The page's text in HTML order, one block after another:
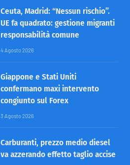
Ceuta, Madrid: “Nessun rischio”.
UE fa quadrato: gestione migranti
responsabilità comune
4 Agosto 2026
Giappone e Stati Uniti
confermano maxi intervento
congiunto sul Forex
3 Agosto 2026
Carburanti, prezzo medio diesel
va azzerando effetto taglio accise